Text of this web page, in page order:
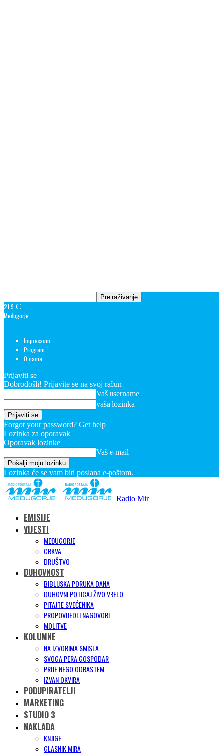
21.9 C
Međugorje
Impressum
Program
O nama
Prijaviti se
Dobrodošli! Prijavite se na svoj račun
Vaš username
vaša lozinka
Forgot your password? Get help
Lozinka za oporavak
Oporavak lozinke
Vaš e-mail
Lozinka će se vam biti poslana e-poštom.
Radio Mir
EMISIJE
VIJESTI
MEĐUGORJE
CRKVA
DRUŠTVO
DUHOVNOST
BIBLIJSKA PORUKA DANA
DUHOVNI POTICAJ ŽIVO VRELO
PITAJTE SVEĆENIKA
PROPOVIJEDI I NAGOVORI
MOLITVE
KOLUMNE
NA IZVORIMA SMISLA
SVOGA PERA GOSPODAR
PRIJE NEGO ODRASTEM
IZVAN OKVIRA
PODUPIRATELJI
MARKETING
STUDIO 3
NAKLADA
KNJIGE
GLASNIK MIRA